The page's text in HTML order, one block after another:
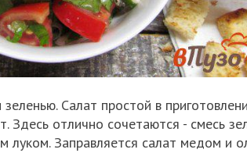
Салат простой в
Здесь отлично сочетаются - смесь
луком. Заправляется салат медом и